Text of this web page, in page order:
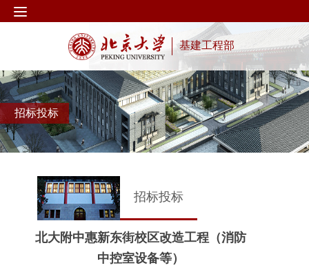
基建工程部
招标投标
招标投标
北大附中惠新东街校区改造工程（消防
中控室设备等）